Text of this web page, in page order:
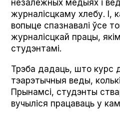
незалежных медыях і
журналісцкаму хлебу. І,
вопыце спазнавалі ўсе
журналісцкай працы, якім
студэнтамі.
Трэба дадаць, што курс
тэарэтычныя веды,
Прынамсі, студэнты
вучыліся працаваць у